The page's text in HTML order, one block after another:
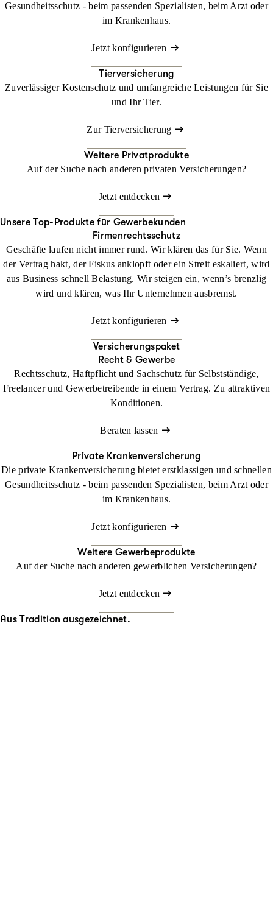
Gesundheitsschutz - beim passenden Spezialisten, beim Arzt oder
im Krankenhaus.
Jetzt konfigurieren
Tierversicherung
Zuverlässiger Kostenschutz und umfangreiche Leistungen für Sie
und Ihr Tier.
Zur Tierversicherung
Weitere Privatprodukte
Auf der Suche nach anderen privaten Versicherungen?
Jetzt entdecken
Unsere Top-Produkte für Gewerbekunden
Firmenrechtsschutz
Geschäfte laufen nicht immer rund. Wir klären das für Sie. Wenn
der Vertrag hakt, der Fiskus anklopft oder ein Streit eskaliert, wird
aus Business schnell Belastung. Wir steigen ein, wenn’s brenzlig
wird und klären, was Ihr Unternehmen ausbremst.
Jetzt konfigurieren
Versicherungspaket
Recht & Gewerbe
Rechtsschutz, Haftpflicht und Sachschutz für Selbstständige,
Freelancer und Gewerbetreibende in einem Vertrag. Zu attraktiven
Konditionen.
Beraten lassen
Private Krankenversicherung
Die private Krankenversicherung bietet erstklassigen und schnellen
Gesundheitsschutz - beim passenden Spezialisten, beim Arzt oder
im Krankenhaus.
Jetzt konfigurieren
Weitere Gewerbeprodukte
Auf der Suche nach anderen gewerblichen Versicherungen?
Jetzt entdecken
Aus Tradition ausgezeichnet.